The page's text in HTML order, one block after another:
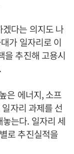
다는 의지도 나
가 일자리로 이
을 추진해 고용시
은 에너지, 소프
자리 과제를 선
는다. 일자리 세
로 추진실적을